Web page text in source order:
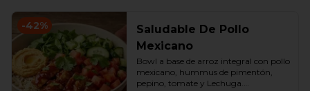
-42%
Saludable De Pollo
Mexicano
Bowl a base de arroz integral con pollo
mexicano, hummus de pimentón,
pepino, tomate y Lechuga.